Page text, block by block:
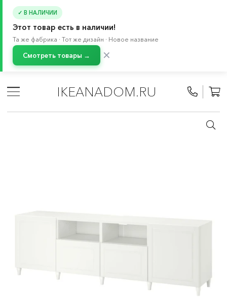
✓ В НАЛИЧИИ
Этот товар есть в наличии!
Та же фабрика · Тот же дизайн · Новое название
Смотреть товары → ✕
IKEANADOM.RU
/
Система хранения БЕСТО /
Тумбы под телевизор БЕСТО